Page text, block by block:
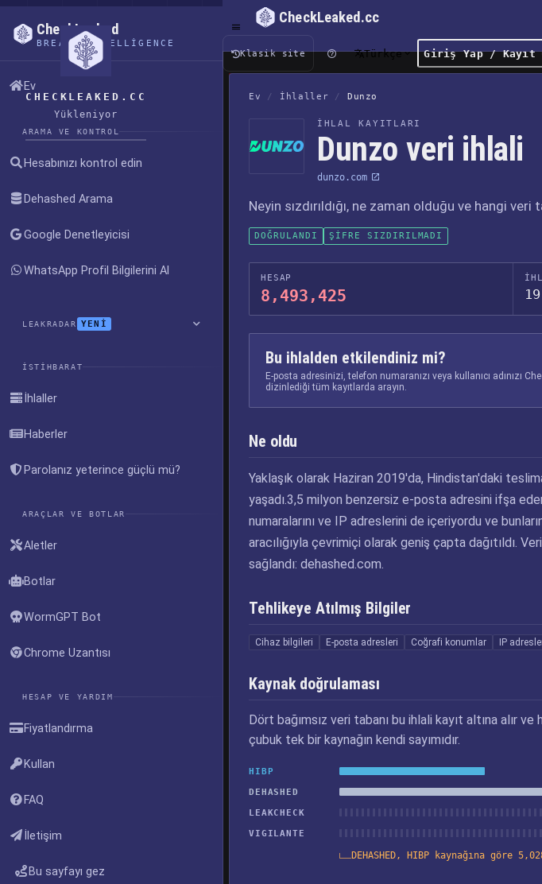
CHECKLEAKED.CC
Yükleniyor
CheckLeaked
BREACH INTELLIGENCE
Ev
ARAMA VE KONTROL
Hesabınızı kontrol edin
Dehashed Arama
Google Denetleyicisi
WhatsApp Profil Bilgilerini Al
LEAKRADAR YENİ
İSTIHBARAT
İhlaller
Haberler
Parolanız yeterince güçlü mü?
ARAÇLAR VE BOTLAR
Aletler
Botlar
WormGPT Bot
Chrome Uzantısı
HESAP VE YARDIM
Fiyatlandırma
Kullan
FAQ
İletişim
Bu sayfayı gez
CheckLeaked.cc
Klasik site Türkçe Giriş Yap / Kayıt
Ev / İhlaller / Dunzo
İHLAL KAYITLARI
Dunzo veri ihlali
dunzo.com
Neyin sızdırıldığı, ne zaman olduğu ve hangi veri
DOĞRULANDI ŞIFRE SIZDIRILMADI
HESAP
8,493,425
Bu ihlalden etkilendiniz mi?
E-posta adresinizi, telefon numaranızı veya kullanıcı adınızı
dizinlediği tüm kayıtlarda arayın.
Ne oldu
Yaklaşık olarak Haziran 2019'da, Hindistan'daki
yaşadı.3,5 milyon benzersiz e-posta adresini ifşa
numaralarını ve IP adreslerini de içeriyordu ve
aracılığıyla çevrimiçi olarak geniş çapta dağıtıldı.
sağlandı: dehashed.com.
Tehlikeye Atılmış Bilgiler
Cihaz bilgileri E-posta adresleri Coğrafi konumlar IP
Kaynak doğrulaması
Dört bağımsız veri tabanı bu ihlali kayıt altına alır
çubuk tek bir kaynağın kendi sayımıdır.
HIBP
DEHASHED
LEAKCHECK
VIGILANTE
DEHASHED, HIBP kaynağına göre